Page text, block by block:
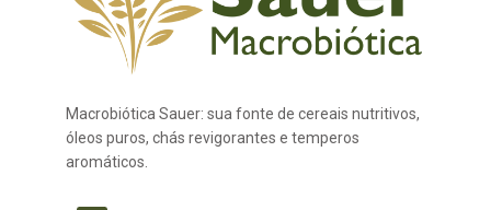
Macrobiótica Sauer: sua fonte de cereais nutritivos,
óleos puros, chás revigorantes e temperos
aromáticos.